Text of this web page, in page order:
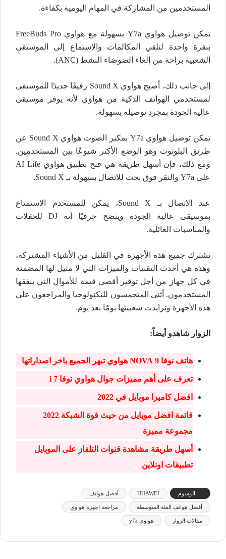
المستخدمين من المشاركة في المهام اليومية بكفاءة.
يمكن توصيل هواوي Y7a بسهولة مع هواوي FreeBuds Pro
بنقرة واحدة لتلقي المكالمات والاستماع إلى الموسيقى
الشعبية براحة من إلغاء الضوضاء النشط (ANC).
إلى جانب ذلك، أصبح هواوي Sound X رفيقًا جديدًا للموسيقى
لمستخدمي الهواتف الذكية من هواوي لأنه يوفر موسيقى
عالية الجودة بمجرد توصيله بسهولة.
يمكن توصيل هواوي Y7a بمكبر الصوت هواوي Sound X عن
طريق البلوتوث وهو الوضع الأكثر شيوعًا بين المستخدمين.
ومع ذلك، فإن أسهل طريقة هي فتح تطبيق هواوي AI Life
على Y7a والنقر فوق بحث للاتصال بسهولة بـ Sound X.
عند الاتصال بـ Sound X، يمكن للمستخدم الاستمتاع
بموسيقى عالية الجودة ويتضح حرفيًا أنه DJ للحفلات
والمناسبات العائلية.
تشترك جميع هذه الأجهزة في القليل من الأشياء المشتركة،
وهذه هي أحدث التقنيات والميزات التي لا مثيل لها المضمنة
في كل جهاز من أجل توفير أقصى قيمة للأموال التي ينفقها
المستخدمون. أثنى المتحمسون للتكنولوجيا والمراجعون على
هذه الأجهزة وتزايدت شعبيتها يومًا بعد يوم.
الزوار شاهدو أيضاً:
هاتف نوفا 9 NOVA هواوي تبهر الجميع باخر اصداراتها
تعرف على أهم مميزات جوال هواوي نوفا 7 i
افضل كاميرا موبايل في 2022
قائمة افضل موبايل من حيث قوة الشبكة 2022
مجموعة مميزة
أسهل طريقة مشاهدة قنوات التلفاز على الموبايل
تطبيقات اونلاين
الوسوم HUAWEI أفضل هواتف
أفضل هواتف الفئة المتوسطة مراجعة اجهزة هواوي
مقالات الزوار هواوي y7a